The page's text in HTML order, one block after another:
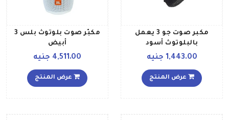
مكبر صوت جو 3 يعمل
بالبلوتوث أسود
1,443.00 جنيه
عرض المنتج
مكبّر صوت بلوتوث بلس 3
أبيض
4,511.00 جنيه
عرض المنتج